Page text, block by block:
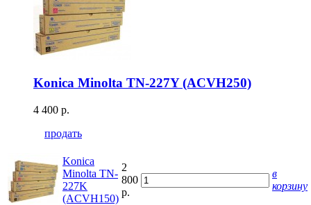
Konica Minolta TN-227Y (ACVH250)
4 400 р.
продать
Konica
Minolta TN-
227K
(ACVH150)
2
800
р.
в
корзину